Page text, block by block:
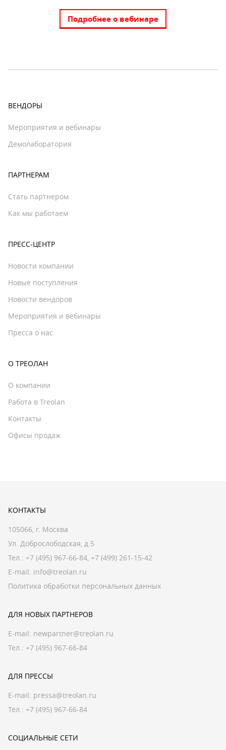
Подробнее о вебинаре
ВЕНДОРЫ
Мероприятия и вебинары
Демолаборатория
ПАРТНЕРАМ
Стать партнером
Как мы работаем
ПРЕСС-ЦЕНТР
Новости компании
Новые поступления
Новости вендоров
Мероприятия и вебинары
Пресса о нас
О ТРЕОЛАН
О компании
Работа в Treolan
Контакты
Офисы продаж
КОНТАКТЫ
105066, г. Москва
Ул. Доброслободская, д.5
Тел.: +7 (495) 967-66-84 +7 (499) 261-15-42
E-mail: info@treolan.ru
Политика обработки персональных данных
ДЛЯ НОВЫХ ПАРТНЕРОВ
E-mail: newpartner@treolan.ru
Тел.: +7 (495) 967-66-84
ДЛЯ ПРЕССЫ
E-mail: pressa@treolan.ru
Тел.: +7 (495) 967-66-84
СОЦИАЛЬНЫЕ СЕТИ